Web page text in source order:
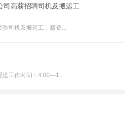
司高薪招聘司机及搬运工
司机及搬运工，薪资...
送工作时间：4:00---1...